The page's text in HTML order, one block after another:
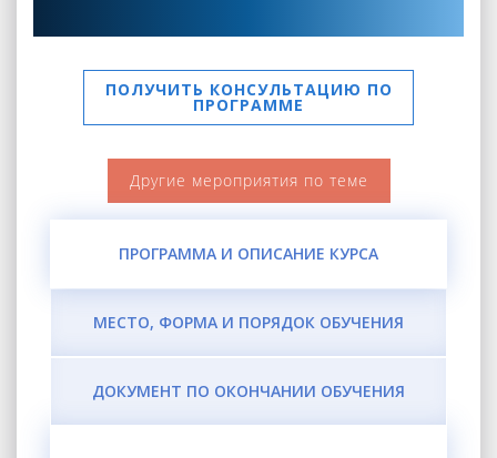
ПОЛУЧИТЬ КОНСУЛЬТАЦИЮ ПО
ПРОГРАММЕ
Другие мероприятия по теме
ПРОГРАММА И ОПИСАНИЕ КУРСА
МЕСТО, ФОРМА И ПОРЯДОК ОБУЧЕНИЯ
ДОКУМЕНТ ПО ОКОНЧАНИИ ОБУЧЕНИЯ